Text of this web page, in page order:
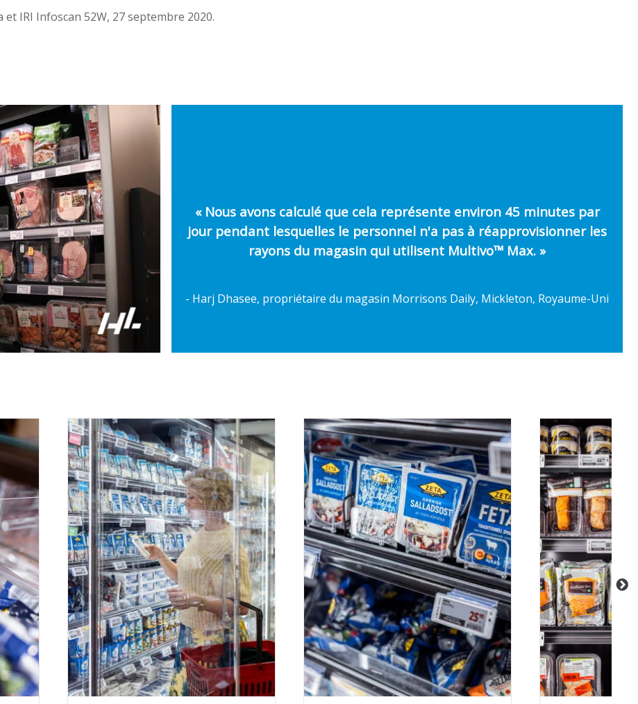
et IRI Infoscan 52W, 27 septembre 2020.
« Nous avons calculé que cela représente environ 45 minutes par
jour pendant lesquelles le personnel n'a pas à réapprovisionner les
rayons du magasin qui utilisent Multivo™ Max. »
- Harj Dhasee, propriétaire du magasin Morrisons Daily, Mickleton, Royaume-Uni